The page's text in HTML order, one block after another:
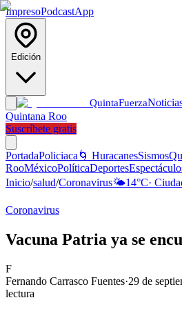
ImpresoPodcastApp
Edición
QuintaFuerza
Quintana Roo
Suscríbete gratis
PortadaPoliciaca 🌀 HuracanesSismos
RooMéxicoPolíticaDeportes
Inicio/salud/Coronavirus🌤️14°C·
Coronavirus
Vacuna Patria ya se
F
Fernando Carrasco Fuentes·29 de
lectura